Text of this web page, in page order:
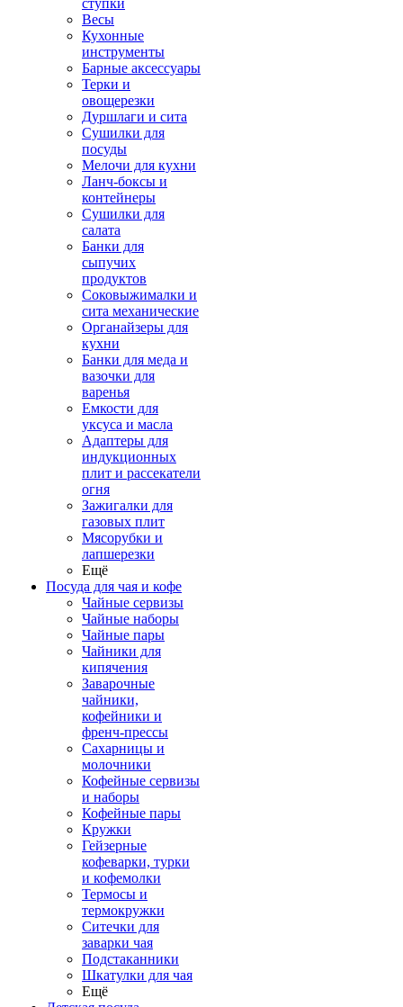
ступки
Весы
Кухонные
инструменты
Барные аксессуары
Терки и
овощерезки
Дуршлаги и сита
Сушилки для
посуды
Мелочи для кухни
Ланч-боксы и
контейнеры
Сушилки для
салата
Банки для
сыпучих
продуктов
Соковыжималки и
сита механические
Органайзеры для
кухни
Банки для меда и
вазочки для
варенья
Емкости для
уксуса и масла
Адаптеры для
индукционных
плит и рассекатели
огня
Зажигалки для
газовых плит
Мясорубки и
лапшерезки
Ещё
Посуда для чая и кофе
Чайные сервизы
Чайные наборы
Чайные пары
Чайники для
кипячения
Заварочные
чайники,
кофейники и
френч-прессы
Сахарницы и
молочники
Кофейные сервизы
и наборы
Кофейные пары
Кружки
Гейзерные
кофеварки, турки
и кофемолки
Термосы и
термокружки
Ситечки для
заварки чая
Подстаканники
Шкатулки для чая
Ещё